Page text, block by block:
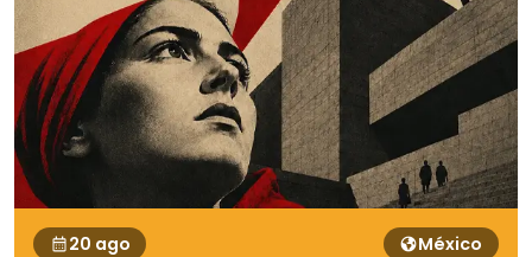
20 ago México